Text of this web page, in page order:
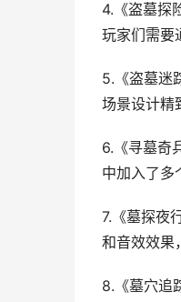
4.《盗墓探
玩家们需要
5.《盗墓迷
场景设计精
6.《寻墓奇
中加入了多
7.《墓探夜
和音效效果
8.《墓穴追